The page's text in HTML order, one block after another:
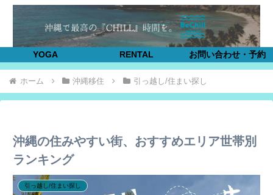
YOGA RENTAL お問い合わせ・予約
ホーム 沖縄移住 引っ越し/住まい探し
沖縄の住みやすい街、おすすめエリア世帯別
ランキング
引っ越し/住まい探し